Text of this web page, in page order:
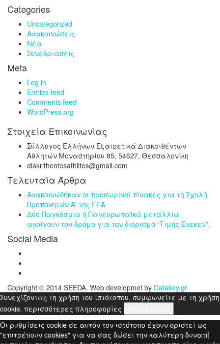
Categories
Uncategorized
Ανακοινώσεις
Νέα
Συνεδριάσεις
Meta
Log in
Entries feed
Comments feed
WordPress.org
Στοιχεία Επικοινωνίας
Σύλλογος Ελλήνων Εξαιρετικά Διακριθέντων
Αθλητών Μοναστηρίου 85, 54627, Θεσσαλονίκη
diakrithentesathlites@gmail.com
Τελευταία Άρθρα
Ανακοινώθηκαν οι προσωρινοί πίνακες για τη Σχολή
Προπονητών Α’ της ΓΓΑ
Δύο Παγκόσμια ή Πανευρωπαϊκά μετάλλια
ανοίγουν τον δρόμο για τον διορισμό “Τιμής Ένεκεν”.
Social Media
Copyright © 2014 SEEDA. Web developmet by Datakey.gr
Συνεχίζοντας τη χρήση του ιστότοπου, συμφωνείτε με τη χρήση
cookie. περισσότερες πληροφορίες
Οι ρυθμίσεις cookie σε αυτόν τον ιστότοπο έχουν οριστεί ως
"επιτρέπουν cookies" για να σας δώσει την καλύτερη δυνατή